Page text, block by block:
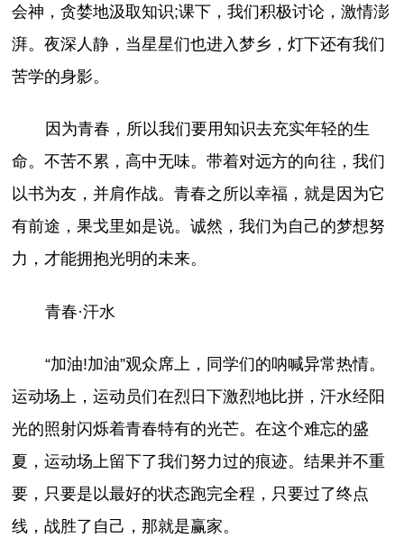
会神，贪婪地汲取知识;课下，我们积极讨论，激情澎
湃。夜深人静，当星星们也进入梦乡，灯下还有我们
苦学的身影。
因为青春，所以我们要用知识去充实年轻的生
命。不苦不累，高中无味。带着对远方的向往，我们
以书为友，并肩作战。青春之所以幸福，就是因为它
有前途，果戈里如是说。诚然，我们为自己的梦想努
力，才能拥抱光明的未来。
青春·汗水
“加油!加油”观众席上，同学们的呐喊异常热情。
运动场上，运动员们在烈日下激烈地比拼，汗水经阳
光的照射闪烁着青春特有的光芒。在这个难忘的盛
夏，运动场上留下了我们努力过的痕迹。结果并不重
要，只要是以最好的状态跑完全程，只要过了终点
线，战胜了自己，那就是赢家。